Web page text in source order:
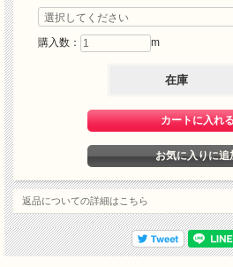
購入数： m
在庫
返品についての詳細はこちら